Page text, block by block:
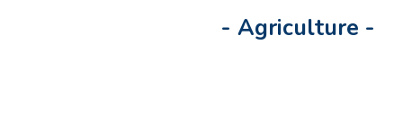
-Agriculture -